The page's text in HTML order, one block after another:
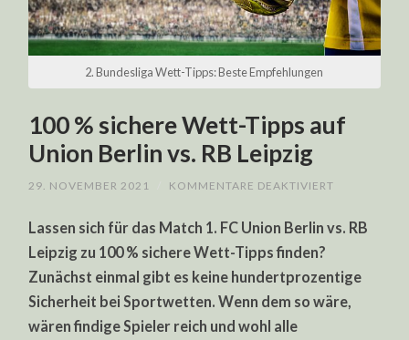
2. Bundesliga Wett-Tipps: Beste Empfehlungen
100 % sichere Wett-Tipps auf
Union Berlin vs. RB Leipzig
29. NOVEMBER 2021 KOMMENTARE DEAKTIVIERT
SICHERE
UNION
VS.
Lassen sich für das Match 1. FC Union Berlin vs. RB
Leipzig zu 100 % sichere Wett-Tipps finden?
Zunächst einmal gibt es keine hundertprozentige
Sicherheit bei Sportwetten. Wenn dem so wäre,
wären findige Spieler reich und wohl alle